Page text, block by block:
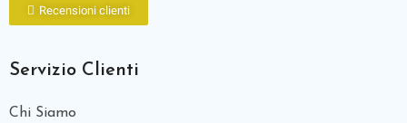
Recensioni clienti
Servizio Clienti
Chi Siamo